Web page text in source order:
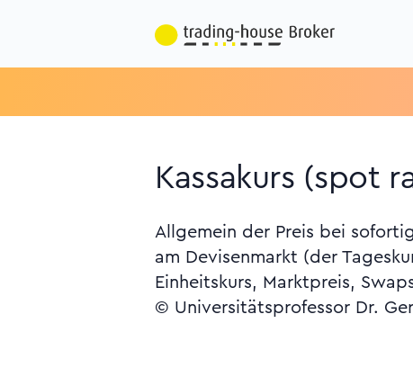
Kassakurs (spot
Allgemein der Preis bei
am Devisenmarkt (der
Einheitskurs, Marktpreis,
© Universitätsprofessor Dr.